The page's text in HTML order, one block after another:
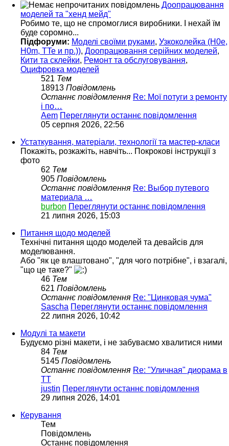
Доопрацювання
моделей та "хенд мейд"
Робимо те, що не спромоглися виробники. І нехай їм
буде соромно...
Підфоруми: Моделі своїми руками, Узкоколейка (H0e,
H0m, TTe и пр.)), Доопрацювання серійних моделей,
Кити та склейки, Ремонт та обслуговування,
Оцифровка моделей
521 Тем
18913 Повідомлень
Останнє повідомлення Re: Мої потуги з ремонту
і по…
Aem Переглянути останнє повідомлення
05 серпня 2026, 22:56
Устаткування, матеріали, технології та мастер-класи
Покажіть, розкажіть, навчіть... Покрокові інструкції з
фото
62 Тем
905 Повідомлень
Останнє повідомлення Re: Выбор путевого
материала …
burbon Переглянути останнє повідомлення
21 липня 2026, 15:03
Питання щодо моделей
Технічні питання щодо моделей та девайсів для
моделювання.
Або "як це влаштовано", "для чого потрібне", і взагалі,
"що це таке?"
46 Тем
621 Повідомлень
Останнє повідомлення Re: "Цинковая чума"
Sascha Переглянути останнє повідомлення
22 липня 2026, 10:42
Модулі та макети
Будуємо різні макети, і не забуваємо хвалитися ними
84 Тем
5145 Повідомлень
Останнє повідомлення Re: "Уличная" диорама в
ТТ
justin Переглянути останнє повідомлення
29 липня 2026, 14:01
Керування
Тем
Повідомлень
Останнє повідомлення